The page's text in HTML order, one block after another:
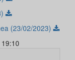
(23/02/2023)